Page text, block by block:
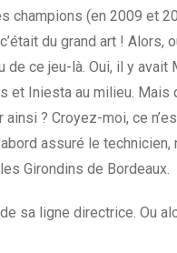
champions (en 2009 et
du grand art ! Alors,
de ce jeu-là. Oui, il y avait
et Iniesta au milieu. Mais
? Croyez-moi, ce
assuré le technicien,
Girondins de Bordeaux.
sa ligne directrice. Ou